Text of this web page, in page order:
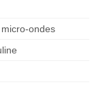
ondes